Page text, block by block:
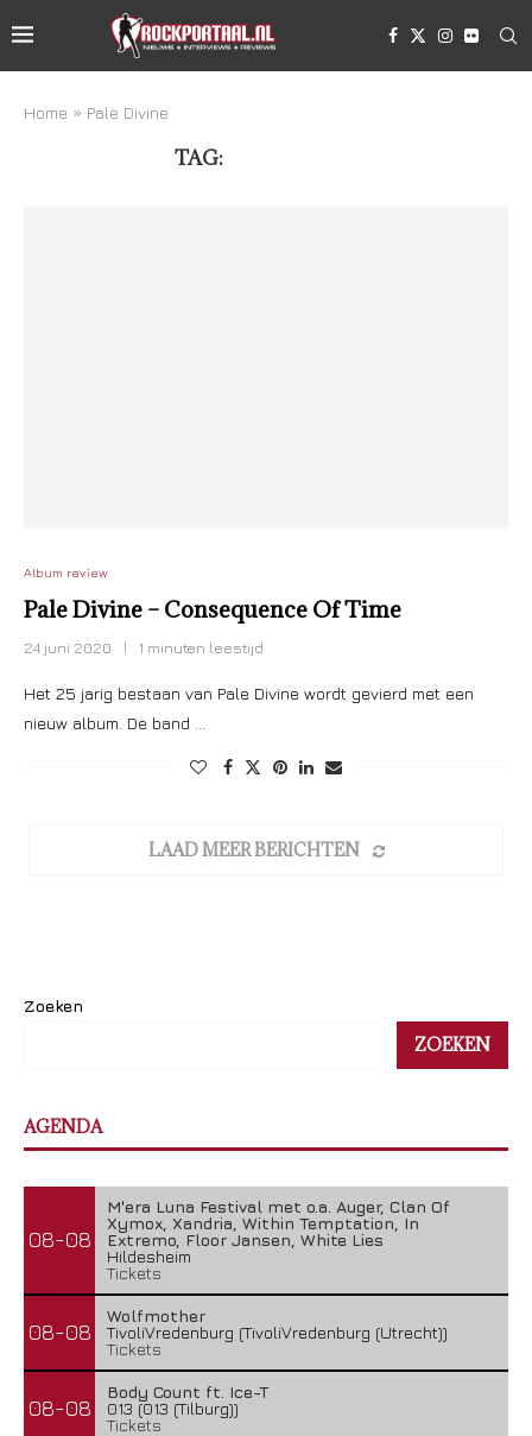
Home » Pale Divine
TAG:
Album review
Pale Divine – Consequence Of Time
24 juni 2020 1 minuten leestijd
Het 25 jarig bestaan van Pale Divine wordt gevierd met een
nieuw album. De band …
LAAD MEER BERICHTEN
Zoeken
ZOEKEN
AGENDA
08-08
M'era Luna Festival met o.a. Auger, Clan Of
Xymox, Xandria, Within Temptation, In
Extremo, Floor Jansen, White Lies
Hildesheim
Tickets
08-08
Wolfmother
TivoliVredenburg (TivoliVredenburg (Utrecht))
Tickets
08-08
Body Count ft. Ice-T
013 (013 (Tilburg))
Tickets